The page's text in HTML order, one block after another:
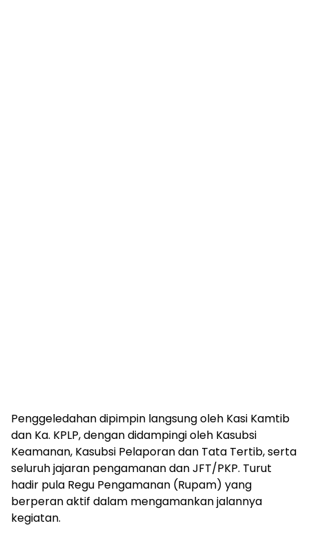
Penggeledahan dipimpin langsung oleh Kasi Kamtib
dan Ka. KPLP, dengan didampingi oleh Kasubsi
Keamanan, Kasubsi Pelaporan dan Tata Tertib, serta
seluruh jajaran pengamanan dan JFT/PKP. Turut
hadir pula Regu Pengamanan (Rupam) yang
berperan aktif dalam mengamankan jalannya
kegiatan.